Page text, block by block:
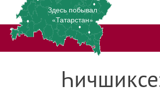
Здесь побывал
«Татарстан»